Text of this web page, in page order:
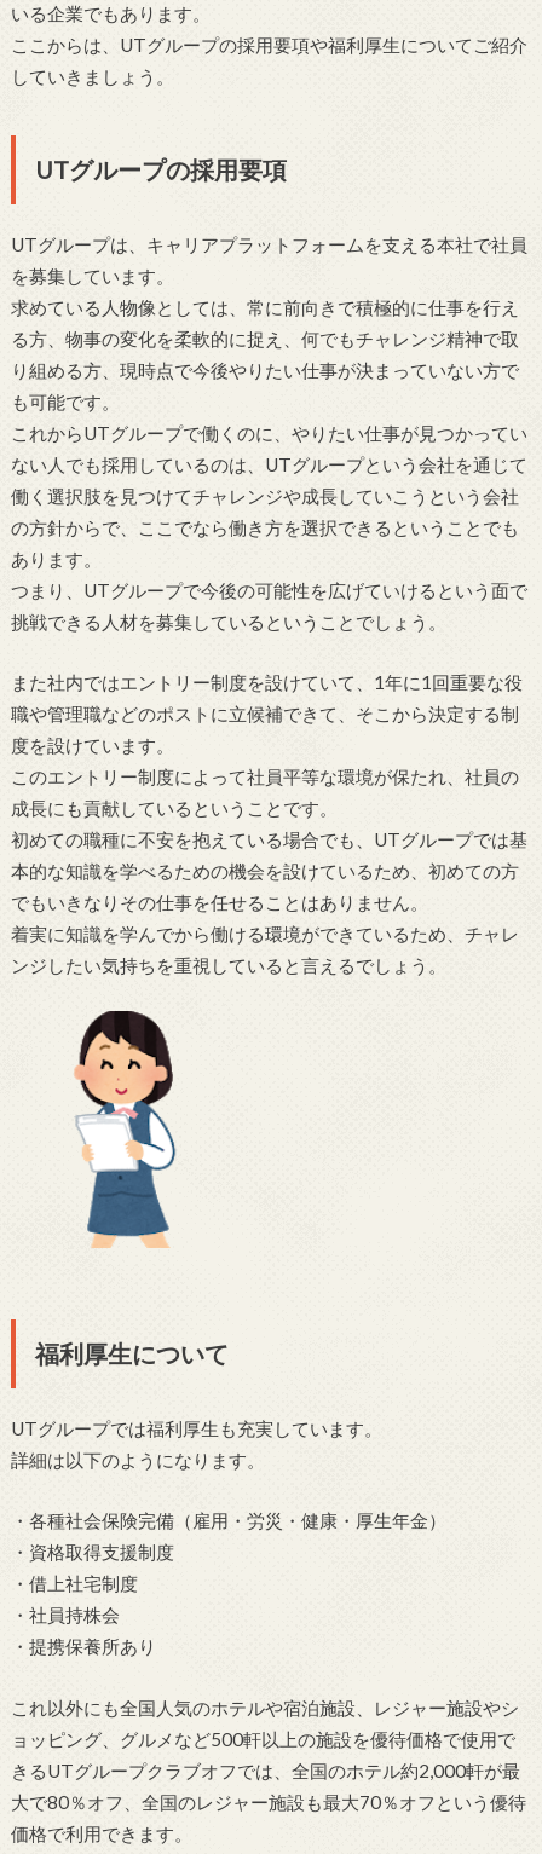
いる企業でもあります。
ここからは、UTグループの採用要項や福利厚生についてご紹介
していきましょう。
UTグループの採用要項
UTグループは、キャリアプラットフォームを支える本社で社員
を募集しています。
求めている人物像としては、常に前向きで積極的に仕事を行え
る方、物事の変化を柔軟的に捉え、何でもチャレンジ精神で取
り組める方、現時点で今後やりたい仕事が決まっていない方で
も可能です。
これからUTグループで働くのに、やりたい仕事が見つかってい
ない人でも採用しているのは、UTグループという会社を通じて
働く選択肢を見つけてチャレンジや成長していこうという会社
の方針からで、ここでなら働き方を選択できるということでも
あります。
つまり、UTグループで今後の可能性を広げていけるという面で
挑戦できる人材を募集しているということでしょう。
また社内ではエントリー制度を設けていて、1年に1回重要な役
職や管理職などのポストに立候補できて、そこから決定する制
度を設けています。
このエントリー制度によって社員平等な環境が保たれ、社員の
成長にも貢献しているということです。
初めての職種に不安を抱えている場合でも、UTグループでは基
本的な知識を学べるための機会を設けているため、初めての方
でもいきなりその仕事を任せることはありません。
着実に知識を学んでから働ける環境ができているため、チャレ
ンジしたい気持ちを重視していると言えるでしょう。
福利厚生について
UTグループでは福利厚生も充実しています。
詳細は以下のようになります。
・各種社会保険完備（雇用・労災・健康・厚生年金）
・資格取得支援制度
・借上社宅制度
・社員持株会
・提携保養所あり
これ以外にも全国人気のホテルや宿泊施設、レジャー施設やシ
ョッピング、グルメなど500軒以上の施設を優待価格で使用で
きるUTグループクラブオフでは、全国のホテル約2,000軒が最
大で80％オフ、全国のレジャー施設も最大70％オフという優待
価格で利用できます。